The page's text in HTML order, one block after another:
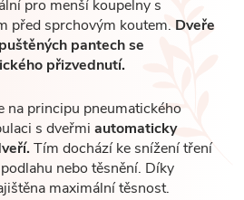
pro menší koupelny s
před sprchovým koutem. Dveře
pantech se
přizvednutí.
na principu pneumatického
s dveřmi automaticky
Tím dochází ke snížení tření
nebo těsnění. Díky
maximální těsnost.